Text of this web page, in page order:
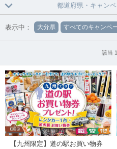
都道府県・キャン
表示中： 大分県 すべてのキャンペ
該当
【九州限定】道の駅お買い物券